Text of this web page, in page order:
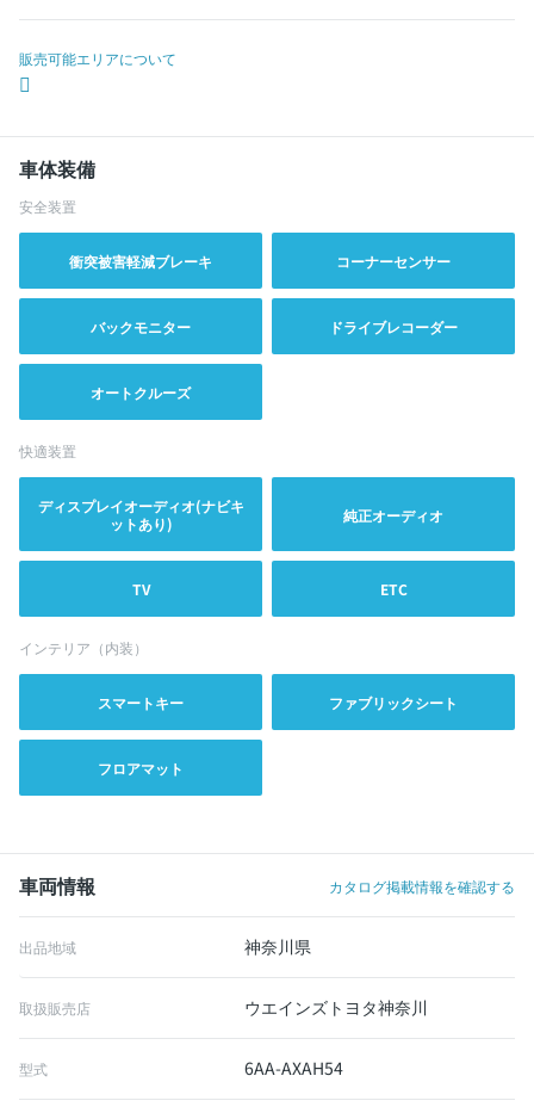
販売可能エリアについて
車体装備
安全装置
衝突被害軽減ブレーキ コーナーセンサー
バックモニター ドライブレコーダー
オートクルーズ
快適装置
ディスプレイオーディオ(ナビキ
ットあり)
純正オーディオ
TV ETC
インテリア（内装）
スマートキー ファブリックシート
フロアマット
車両情報 カタログ掲載情報を確認する
出品地域 神奈川県
取扱販売店 ウエインズトヨタ神奈川
型式 6AA-AXAH54